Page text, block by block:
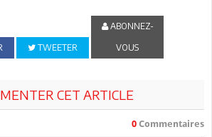
TWEETER
ABONNEZ-
VOUS
CET ARTICLE
0 Commentaires